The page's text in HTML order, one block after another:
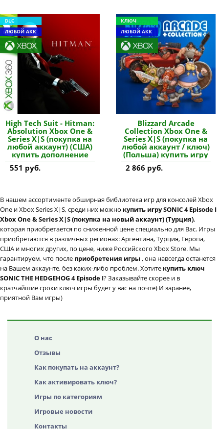
DLC
ЛЮБОЙ АКК
High Tech Suit - Hitman:
Absolution Xbox One &
Series X|S (покупка на
любой аккаунт) (США)
купить дополнение
551 руб.
КЛЮЧ
ЛЮБОЙ АКК
Blizzard Arcade
Collection Xbox One &
Series X|S (покупка на
любой аккаунт / ключ)
(Польша) купить игру
2 866 руб.
В нашем ассортименте обширная библиотека игр для консолей Xbox
One и Xbox Series X|S, среди них можно купить игру SONIC 4 Episode I
Xbox One & Series X|S (покупка на новый аккаунт) (Турция),
которая приобретается по сниженной цене специально для Вас. Игры
приобретаются в различных регионах: Аргентина, Турция, Европа,
США и многих других, по цене, ниже Российского Xbox Store. Мы
гарантируем, что после приобретения игры , она навсегда останется
на Вашем аккаунте, без каких-либо проблем. Хотите купить ключ
SONIC THE HEDGEHOG 4 Episode I? Заказывайте скорее и в
кратчайшие сроки ключ игры будет у вас на почте) И заранее,
приятной Вам игры)
О нас
Отзывы
Как покупать на аккаунт?
Как активировать ключ?
Игры по категориям
Игровые новости
Контакты